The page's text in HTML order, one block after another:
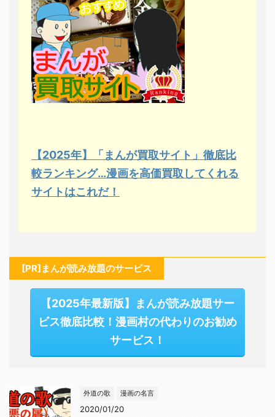
【2025年】「まんが買取サイト」徹底比
較ランキング…漫画を高価買取してくれる
サイトはこれだ！
[PR]まんが読み放題のサービス
【2025年最新版】まんが読み放題サー
ビス徹底比較！漫画村の代わりのお勧め
サービス！
外道の歌 漫画の名言
2020/01/20